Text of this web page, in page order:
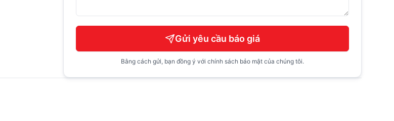
Gửi yêu cầu báo giá
Bằng cách gửi, bạn đồng ý với chính sách bảo mật của chúng tôi.